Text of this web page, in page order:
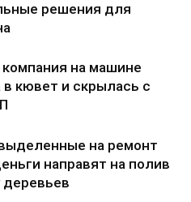
решения для
на машине
кювет и скрылась с
на ремонт
направят на полив
деревьев